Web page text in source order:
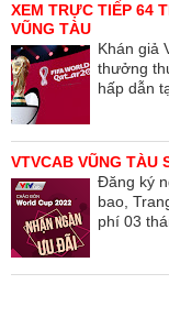
XEM TRỰC TIẾP 64
VŨNG TÀU
Khán giả
thưởng
hấp dẫn
VTVCAB VŨNG TÀU
Đăng ký
bao,
phí 03